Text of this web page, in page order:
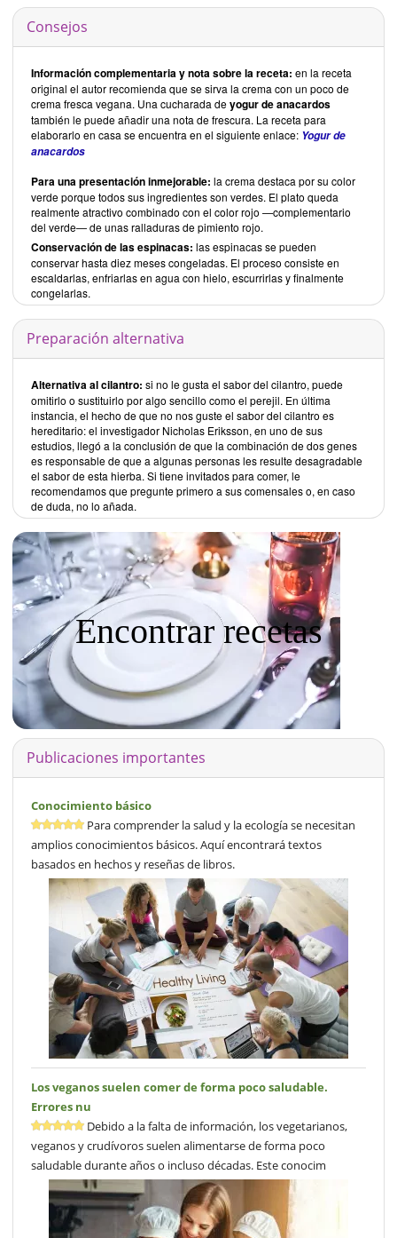
Consejos
Información complementaria y nota sobre la receta: en la receta
original el autor recomienda que se sirva la crema con un poco de
crema fresca vegana. Una cucharada deyogur de anacardos
también le puede añadir una nota de frescura. La receta para
elaborarlo en casa se encuentra en el siguiente enlace: Yogur de
anacardos
Para una presentación inmejorable: la crema destaca por su color
verde porque todos sus ingredientes son verdes. El plato queda
realmente atractivo combinado con el color rojo —complementario
del verde— de unas ralladuras de pimiento rojo.
Conservación de las espinacas: las espinacas se pueden
conservar hasta diez meses congeladas. El proceso consiste en
escaldarlas, enfriarlas en agua con hielo, escurrirlas y finalmente
congelarlas.
Preparación alternativa
Alternativa al cilantro: si no le gusta el sabor del cilantro, puede
omitirlo o sustituirlo por algo sencillo como el perejil. En última
instancia, el hecho de que no nos guste el sabor del cilantro es
hereditario: el investigador Nicholas Eriksson, en uno de sus
estudios, llegó a la conclusión de que la combinación de dos genes
es responsable de que a algunas personas les resulte desagradable
el sabor de esta hierba. Si tiene invitados para comer, le
recomendamos que pregunte primero a sus comensales o, en caso
de duda, no lo añada.
Encontrar recetas
Publicaciones importantes
Conocimiento básico
Para comprender la salud y la ecología se necesitan
amplios conocimientos básicos. Aquí encontrará textos
basados en hechos y reseñas de libros.
Los veganos suelen comer de forma poco saludable.
Errores nu
Debido a la falta de información, los vegetarianos,
veganos y crudívoros suelen alimentarse de forma poco
saludable durante años o incluso décadas. Este conocim